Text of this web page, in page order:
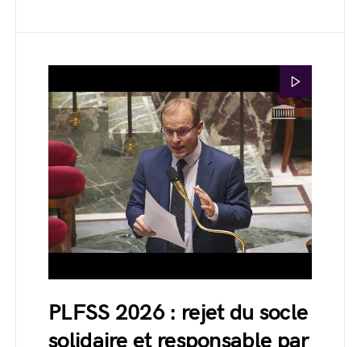
PLFSS 2026 : rejet du socle
solidaire et responsable par